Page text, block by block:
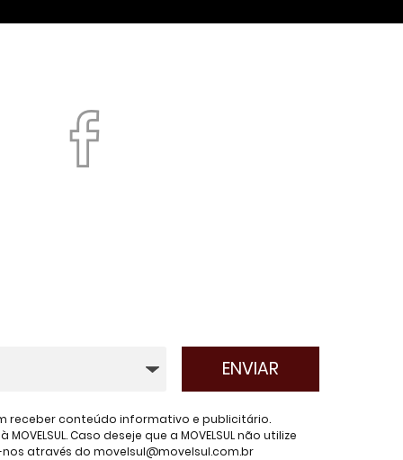
receber conteúdo informativo e publicitário.
Caso deseje que a MOVELSUL não utilize
através do movelsul@movelsul.com.br